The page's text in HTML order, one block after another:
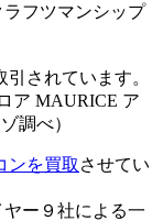
ラフツマンシップ
されています。
ア MAURICE ア
調べ）
ンを買取 させてい
ー９社による一